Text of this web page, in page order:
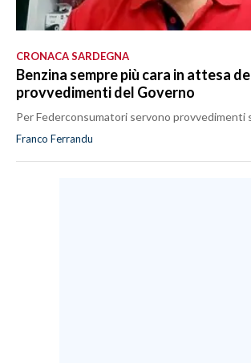
CRONACA SARDEGNA
Benzina sempre più cara in attesa
provvedimenti del Governo
Per Federconsumatori servono provvedimenti
Franco Ferrandu